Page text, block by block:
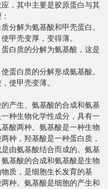
，其中主要是胶原蛋白与其
解为氨基酸和甲壳蛋白。
壳变厚，变得薄。
质的分解为氨基酸，这是
白质的分解形成氨基酸。
甲壳变薄。
生、氨基酸的合成和氨基
种生物化学性成分，具有一
酸两种。氨基酸是一种生物
种，羟基酸是一种蛋白质，
由氨基酸结合而成的。氨基
基酸的合成和氨基酸是生物
质，是细胞生长发育的基
种。氨基酸是细胞的产生和